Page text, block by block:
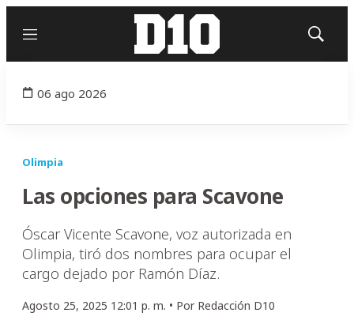
Menú
Mostrar
06 ago 2026
Olimpia
Las opciones para Scavone
Óscar Vicente Scavone, voz autorizada en
Olimpia, tiró dos nombres para ocupar el
cargo dejado por Ramón Díaz.
Agosto 25, 2025 12:01 p. m. • Por Redacción D10